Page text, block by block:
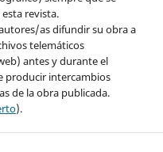
revista.
as difundir su obra a
telemáticos
antes y durante el
producir intercambios
de la obra publicada.
).